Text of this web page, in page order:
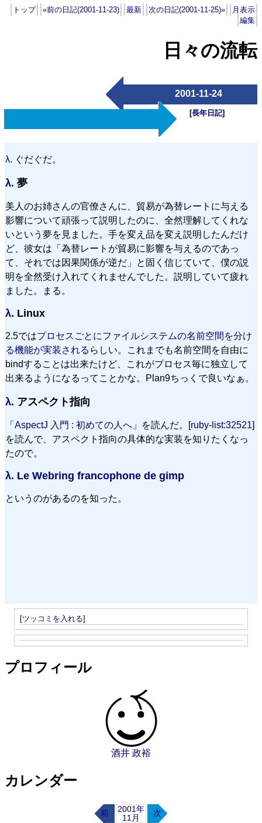
トップ «前の日記(2001-11-23) 最新 次の日記(2001-11-25)»
月表示
編集
日々の流転
2001-11-24
[長年日記]
λ. ぐだぐだ。
λ. 夢
美人のお姉さんの官僚さんに、貿易が為替レートに与える
影響について頑張って説明したのに、全然理解してくれな
いという夢を見ました。手を変え品を変え説明したんだけ
ど、彼女は「為替レートが貿易に影響を与えるのであっ
て、それでは因果関係が逆だ」と固く信じていて、僕の説
明を全然受け入れてくれませんでした。説明していて疲れ
ました。まる。
λ. Linux
2.5ではプロセスごとにファイルシステムの名前空間を分け
る機能が実装される らしい。これまでも名前空間を自由に
bindすることは出来たけど、これがプロセス毎に独立して
出来るようになるってことかな。Plan9ちっくで良いなぁ。
λ. アスペクト指向
「 AspectJ 入門 : 初めての人へ 」を読んだ。[ruby-list:32521]
を読んで、アスペクト指向の具体的な実装を知りたくなっ
たので。
λ. Le Webring francophone de gimp
というのがあるのを知った。
[ツッコミを入れる]
プロフィール
酒井 政裕
カレンダー
前
2001年
11月
次